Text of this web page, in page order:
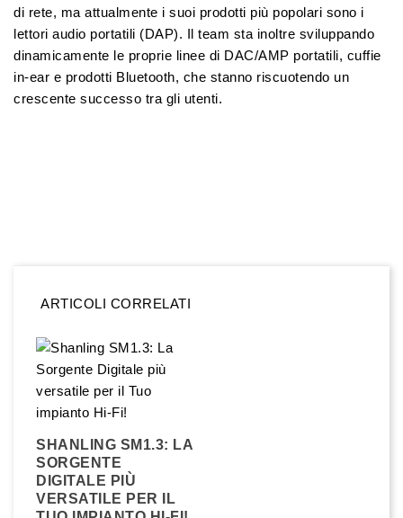
di rete, ma attualmente i suoi prodotti più popolari sono i
lettori audio portatili (DAP). Il team sta inoltre sviluppando
dinamicamente le proprie linee di DAC/AMP portatili, cuffie
in-ear e prodotti Bluetooth, che stanno riscuotendo un
crescente successo tra gli utenti.
ARTICOLI CORRELATI
SHANLING SM1.3: LA
SORGENTE
DIGITALE PIÙ
VERSATILE PER IL